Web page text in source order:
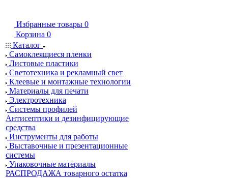
Избранные товары 0
Корзина 0
Каталог
Самоклеящиеся пленки
Листовые пластики
Светотехника и рекламный свет
Клеевые и монтажные технологии
Материалы для печати
Электротехника
Системы профилей
Антисептики и дезинфицирующие
средства
Инструменты для работы
Выставочные и презентационные
системы
Упаковочные материалы
РАСПРОДАЖА товарного остатка